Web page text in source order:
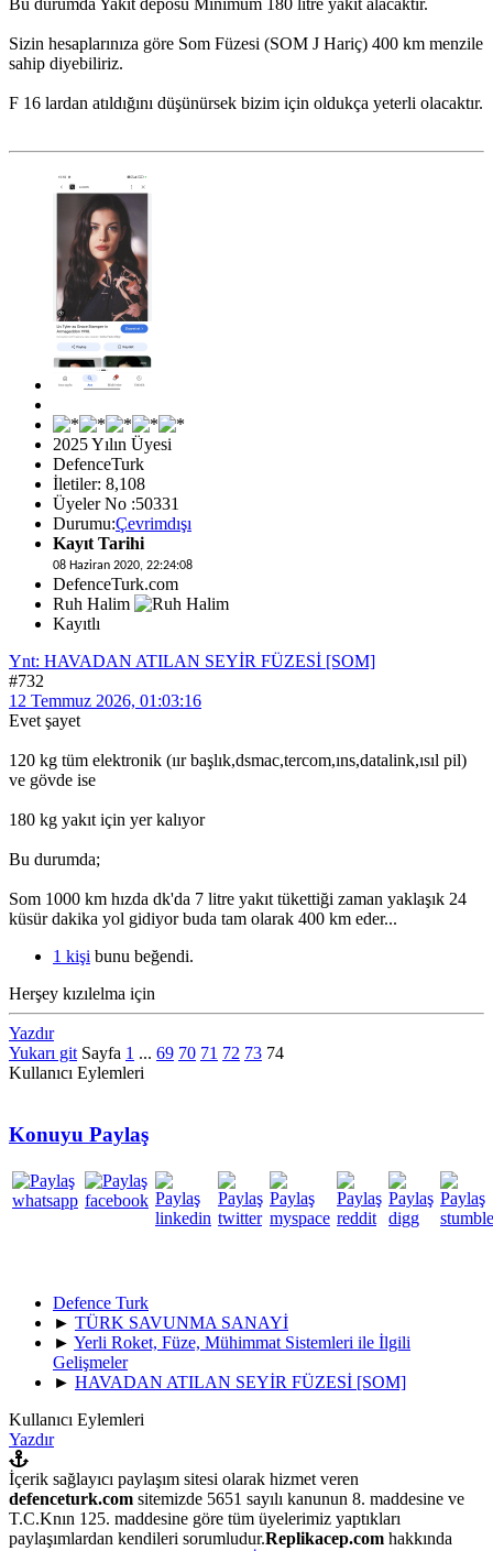
Sizin hesaplarınıza göre Som Füzesi (SOM J Hariç) 400 km menzile
sahip diyebiliriz.
F 16 lardan atıldığını düşünürsek bizim için oldukça yeterli olacaktır.
2025 Yılın Üyesi
DefenceTurk
İletiler: 8,108
Üyeler No :50331
Durumu:Çevrimdışı
Kayıt Tarihi
08 Haziran 2020, 22:24:08
DefenceTurk.com
Ruh Halim
Kayıtlı
Ynt: HAVADAN ATILAN SEYİR FÜZESİ [SOM]
#732
12 Temmuz 2026, 01:03:16
Evet şayet
120 kg tüm elektronik (ıır başlık,dsmac,tercom,ıns,datalink,ısıl pil)
ve gövde ise
180 kg yakıt için yer kalıyor
Bu durumda;
Som 1000 km hızda dk'da 7 litre yakıt tükettiği zaman yaklaşık 24
küsür dakika yol gidiyor buda tam olarak 400 km eder...
1 kişi bunu beğendi.
Herşey kızılelma için
Yazdır
Yukarı git Sayfa 1 ... 69 70 71 72 73 74
Kullanıcı Eylemleri
Konuyu Paylaş
Defence Turk
► TÜRK SAVUNMA SANAYİ
► Yerli Roket, Füze, Mühimmat Sistemleri ile İlgili
Gelişmeler
► HAVADAN ATILAN SEYİR FÜZESİ [SOM]
Kullanıcı Eylemleri
Yazdır
İçerik sağlayıcı paylaşım sitesi olarak hizmet veren
defenceturk.com sitemizde 5651 sayılı kanunun 8. maddesine ve
T.C.Knın 125. maddesine göre tüm üyelerimiz yaptıkları
paylaşımlardan kendileri sorumludur.Replikacep.com hakkında